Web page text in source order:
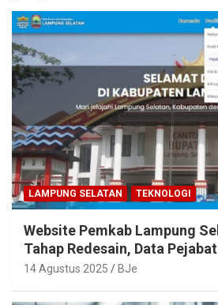
LAMPUNG SELATAN TEKNOLOGI
Website Pemkab Lampung
Tahap Redesain, Data
Mudah Diakses
14 Agustus 2025 BJe